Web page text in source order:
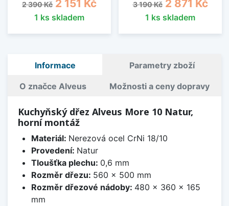
2 390 Kč 2 151 Kč
1 ks skladem
3 190 Kč 2 871 Kč
1 ks skladem
Informace Parametry zboží
O značce Alveus Možnosti a ceny dopravy
Kuchyňský dřez Alveus More 10 Natur,
horní montáž
Materiál: Nerezová ocel CrNi 18/10
Provedení: Natur
Tloušťka plechu: 0,6 mm
Rozměr dřezu: 560 x 500 mm
Rozměr dřezové nádoby: 480 x 360 x 165
mm